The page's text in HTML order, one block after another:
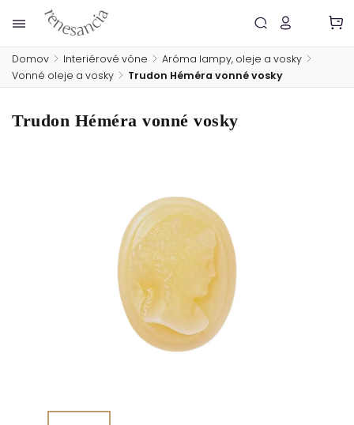
Domov / Interiérové vône / Aróma lampy, oleje a vosky /
Vonné oleje a vosky / Trudon Héméra vonné vosky
Trudon Héméra vonné vosky